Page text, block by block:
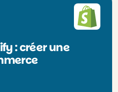
: créer une